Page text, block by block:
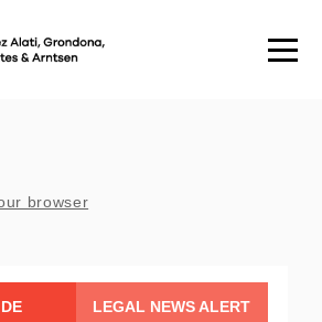
browser
LEGAL NEWS ALERT